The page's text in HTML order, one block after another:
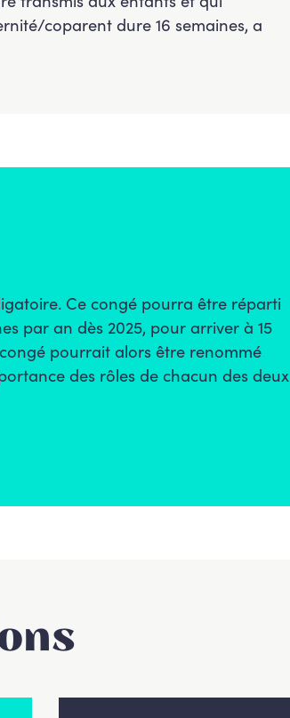
coparent dure 16 semaines, a
Ce congé pourra être réparti
par an dès 2025, pour arriver à 15
pourrait alors être renommé
des rôles de chacun des deux